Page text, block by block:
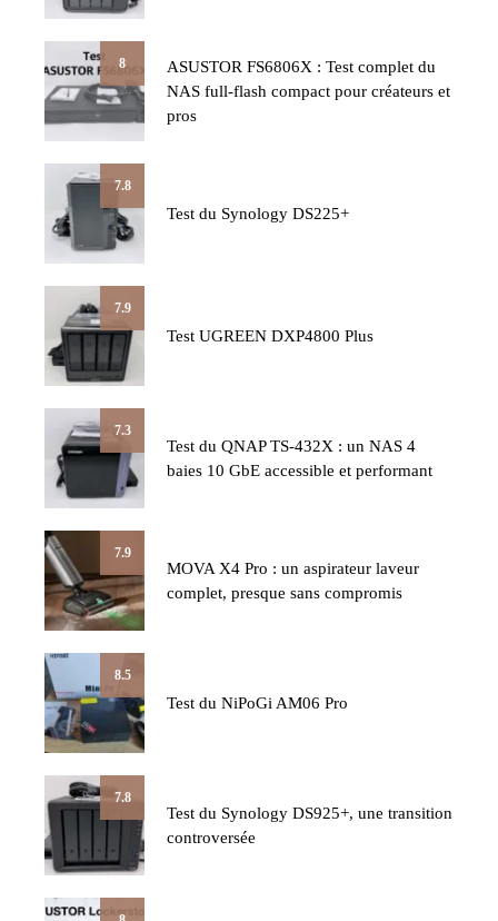
8
ASUSTOR FS6806X : Test complet du
NAS full-flash compact pour créateurs et
pros
7.8
Test du Synology DS225+
7.9
Test UGREEN DXP4800 Plus
7.3
Test du QNAP TS-432X : un NAS 4
baies 10 GbE accessible et performant
7.9
MOVA X4 Pro : un aspirateur laveur
complet, presque sans compromis
8.5
Test du NiPoGi AM06 Pro
7.8
Test du Synology DS925+, une transition
controversée